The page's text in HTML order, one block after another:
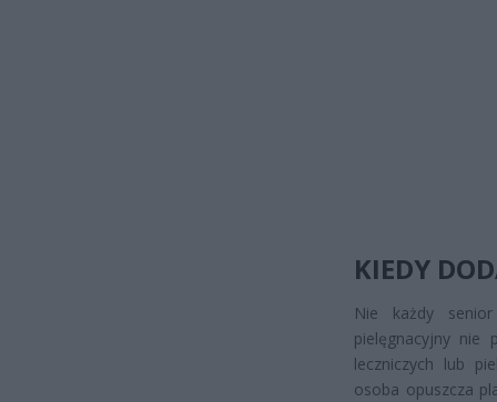
KIEDY
Nie każdy
pielęgnacyjny nie
leczniczych lub
osoba opuszcza